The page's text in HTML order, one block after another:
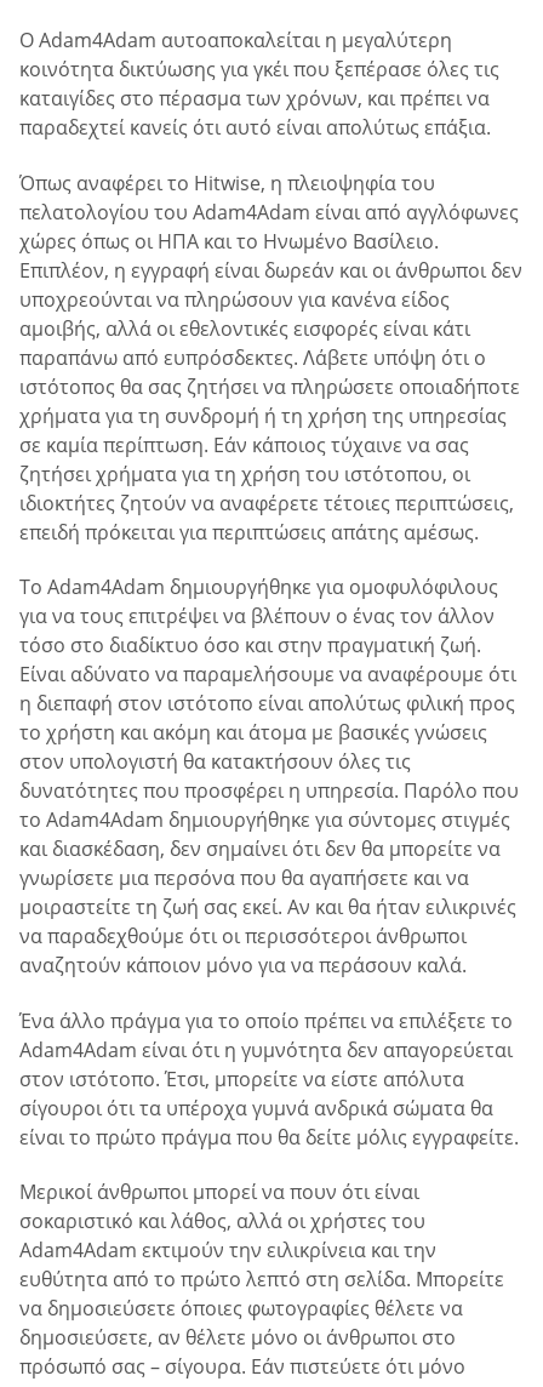
Ο Adam4Adam αυτοαποκαλείται η μεγαλύτερη
κοινότητα δικτύωσης για γκέι που ξεπέρασε όλες τις
καταιγίδες στο πέρασμα των χρόνων, και πρέπει να
παραδεχτεί κανείς ότι αυτό είναι απολύτως επάξια.
Όπως αναφέρει το Hitwise, η πλειοψηφία του
πελατολογίου του Adam4Adam είναι από αγγλόφωνες
χώρες όπως οι ΗΠΑ και το Ηνωμένο Βασίλειο.
Επιπλέον, η εγγραφή είναι δωρεάν και οι άνθρωποι δεν
υποχρεούνται να πληρώσουν για κανένα είδος
αμοιβής, αλλά οι εθελοντικές εισφορές είναι κάτι
παραπάνω από ευπρόσδεκτες. Λάβετε υπόψη ότι ο
ιστότοπος θα σας ζητήσει να πληρώσετε οποιαδήποτε
χρήματα για τη συνδρομή ή τη χρήση της υπηρεσίας
σε καμία περίπτωση. Εάν κάποιος τύχαινε να σας
ζητήσει χρήματα για τη χρήση του ιστότοπου, οι
ιδιοκτήτες ζητούν να αναφέρετε τέτοιες περιπτώσεις,
επειδή πρόκειται για περιπτώσεις απάτης αμέσως.
Το Adam4Adam δημιουργήθηκε για ομοφυλόφιλους
για να τους επιτρέψει να βλέπουν ο ένας τον άλλον
τόσο στο διαδίκτυο όσο και στην πραγματική ζωή.
Είναι αδύνατο να παραμελήσουμε να αναφέρουμε ότι
η διεπαφή στον ιστότοπο είναι απολύτως φιλική προς
το χρήστη και ακόμη και άτομα με βασικές γνώσεις
στον υπολογιστή θα κατακτήσουν όλες τις
δυνατότητες που προσφέρει η υπηρεσία. Παρόλο που
το Adam4Adam δημιουργήθηκε για σύντομες στιγμές
και διασκέδαση, δεν σημαίνει ότι δεν θα μπορείτε να
γνωρίσετε μια περσόνα που θα αγαπήσετε και να
μοιραστείτε τη ζωή σας εκεί. Αν και θα ήταν ειλικρινές
να παραδεχθούμε ότι οι περισσότεροι άνθρωποι
αναζητούν κάποιον μόνο για να περάσουν καλά.
Ένα άλλο πράγμα για το οποίο πρέπει να επιλέξετε το
Adam4Adam είναι ότι η γυμνότητα δεν απαγορεύεται
στον ιστότοπο. Έτσι, μπορείτε να είστε απόλυτα
σίγουροι ότι τα υπέροχα γυμνά ανδρικά σώματα θα
είναι το πρώτο πράγμα που θα δείτε μόλις εγγραφείτε.
Μερικοί άνθρωποι μπορεί να πουν ότι είναι
σοκαριστικό και λάθος, αλλά οι χρήστες του
Adam4Adam εκτιμούν την ειλικρίνεια και την
ευθύτητα από το πρώτο λεπτό στη σελίδα. Μπορείτε
να δημοσιεύσετε όποιες φωτογραφίες θέλετε να
δημοσιεύσετε, αν θέλετε μόνο οι άνθρωποι στο
πρόσωπό σας – σίγουρα. Εάν πιστεύετε ότι μόνο